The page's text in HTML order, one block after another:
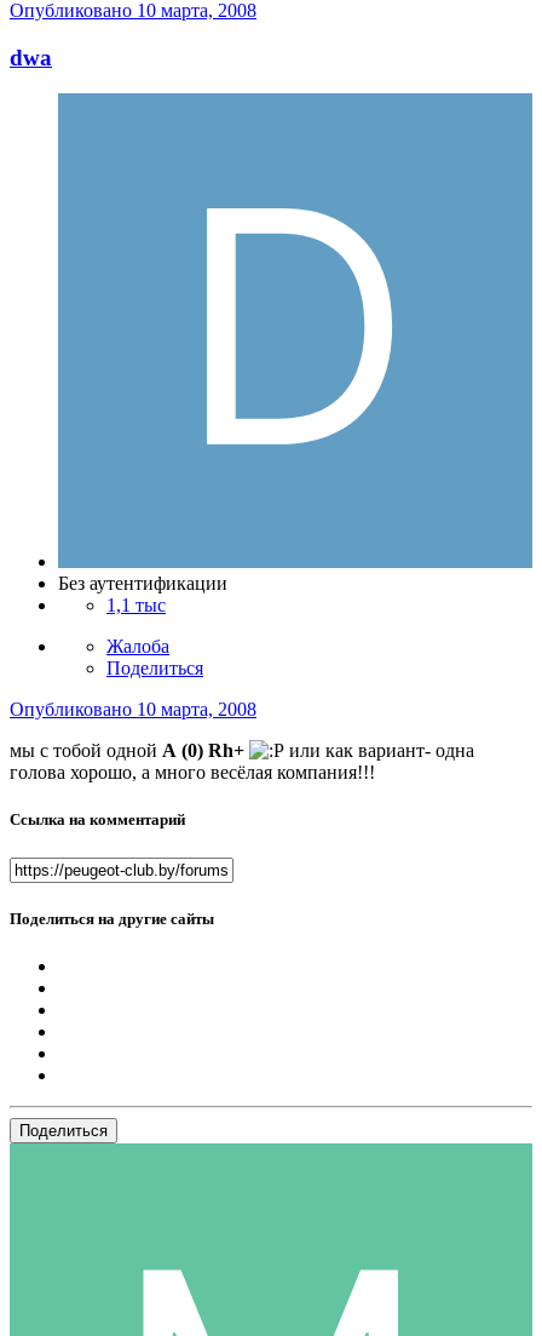
Опубликовано 10 марта, 2008
dwa
Без аутентификации
1,1 тыс
Жалоба
Поделиться
Опубликовано 10 марта, 2008
мы с тобой одной А (0) Rh+
или как вариант- одна
голова хорошо, а много весёлая компания!!!
Ссылка на комментарий
Поделиться на другие сайты
Поделиться